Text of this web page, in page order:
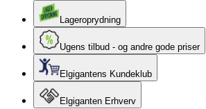
Lageroprydning
Ugens tilbud - og andre gode priser
Elgigantens Kundeklub
Elgiganten Erhverv